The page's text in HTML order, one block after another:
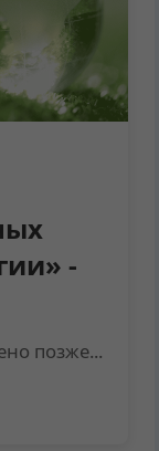
-
позже...